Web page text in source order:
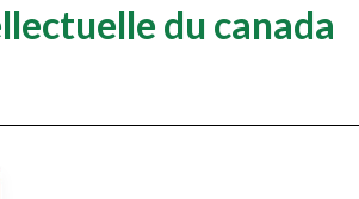
du canada